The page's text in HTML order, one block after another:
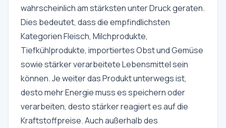
wahrscheinlich am stärksten unter Druck geraten.
Dies bedeutet, dass die empfindlichsten
Kategorien Fleisch, Milchprodukte,
Tiefkühlprodukte, importiertes Obst und Gemüse
sowie stärker verarbeitete Lebensmittel sein
können. Je weiter das Produkt unterwegs ist,
desto mehr Energie muss es speichern oder
verarbeiten, desto stärker reagiert es auf die
Kraftstoffpreise. Auch außerhalb des